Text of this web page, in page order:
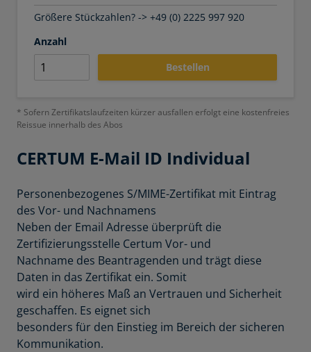
CERTUM E-Mail ID Individual
Personenbezogenes S/MIME-Zertifikat mit Eintrag
des Vor- und Nachnamens
Neben der Email Adresse überprüft die
Zertifizierungsstelle Certum Vor- und
Nachname des Beantragenden und trägt diese
Daten in das Zertifikat ein. Somit
wird ein höheres Maß an Vertrauen und Sicherheit
geschaffen. Es eignet sich
besonders für den Einstieg im Bereich der sicheren
Kommunikation.
Größere Stückzahlen? -> +49 (0) 2225 997 920
Anzahl
Bestellen
* Sofern Zertifikatslaufzeiten kürzer ausfallen erfolgt eine kostenfreies
Reissue innerhalb des Abos